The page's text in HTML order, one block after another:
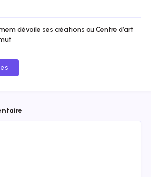
dévoile ses créations au Centre d’art